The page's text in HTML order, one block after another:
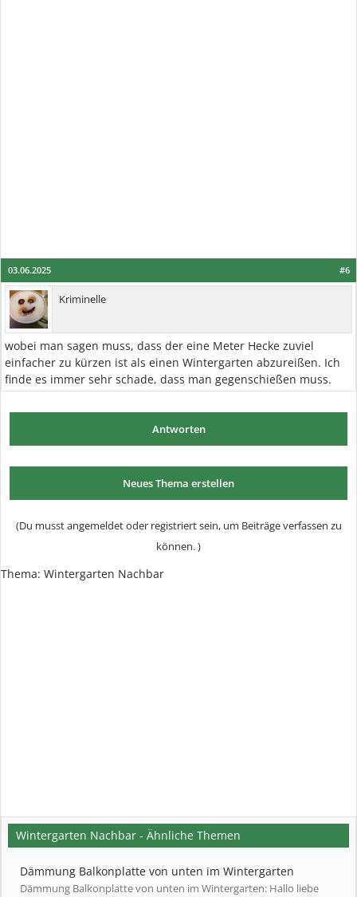
#6
03.06.2025
Kriminelle
wobei man sagen muss, dass der eine Meter Hecke zuviel
einfacher zu kürzen ist als einen Wintergarten abzureißen. Ich
finde es immer sehr schade, dass man gegenschießen muss.
Antworten
Neues Thema erstellen
(Du musst angemeldet oder registriert sein, um Beiträge verfassen zu
können. )
Thema: Wintergarten Nachbar
Wintergarten Nachbar - Ähnliche Themen
Dämmung Balkonplatte von unten im Wintergarten
Dämmung Balkonplatte von unten im Wintergarten: Hallo liebe